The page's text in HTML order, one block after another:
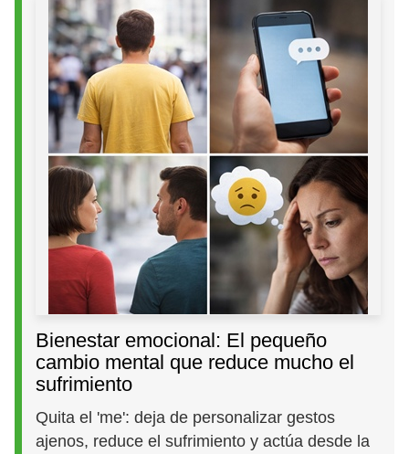
Bienestar emocional: El pequeño
cambio mental que reduce mucho el
sufrimiento
Quita el 'me': deja de personalizar gestos
ajenos, reduce el sufrimiento y actúa desde la